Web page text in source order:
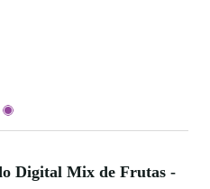
Digital Mix de Frutas -